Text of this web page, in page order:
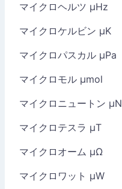
マイクロヘルツ µHz
マイクロケルビン µK
マイクロパスカル µPa
マイクロモル µmol
マイクロニュートン µN
マイクロテスラ µT
マイクロオーム µΩ
マイクロワット µW